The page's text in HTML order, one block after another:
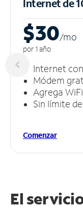
Internet de
$30/mo
por 1 año
Internet
Módem
Agrega
Sin límite
Comenzar
El